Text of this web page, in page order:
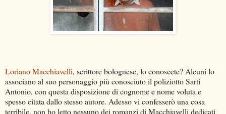
Loriano Macchiavelli, scrittore bolognese, lo conoscete? Alcuni lo
associano al suo personaggio più conosciuto il poliziotto Sarti
Antonio, con questa disposizione di cognome e nome voluta e
spesso citata dallo stesso autore. Adesso vi confesserò una cosa
terribile, non ho letto nessuno dei romanzi di Macchiavelli dedicati